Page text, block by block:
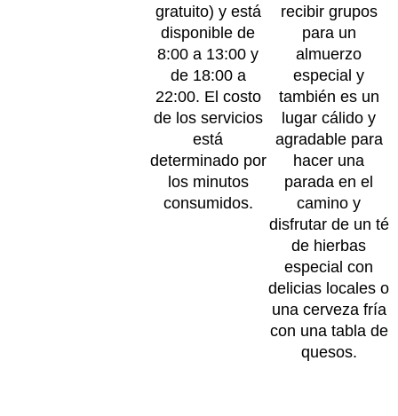
gratuito) y está
disponible de
8:00 a 13:00 y
de 18:00 a
22:00. El costo
de los servicios
está
determinado por
los minutos
consumidos.
recibir grupos
para un
almuerzo
especial y
también es un
lugar cálido y
agradable para
hacer una
parada en el
camino y
disfrutar de un té
de hierbas
especial con
delicias locales o
una cerveza fría
con una tabla de
quesos.